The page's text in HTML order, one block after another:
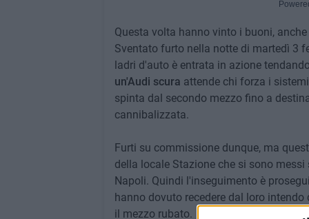
Questa volta hanno vinto i buoni,
Sventato furto nella notte di martedì 3
ladri d'auto è entrata in azione
un'Audi scura attende chi forza i
spinta dal secondo mezzo fino a
cannibalizzata.
Furti su commissione dunque, ma
della locale Stazione che si sono
Napoli. Quindi l'inseguimento è
hanno dovuto recedere dal loro
il mezzo rubato.